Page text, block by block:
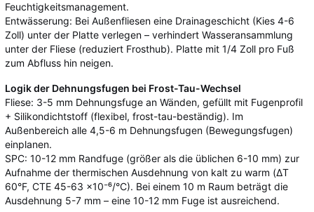
Feuchtigkeitsmanagement.
Entwässerung: Bei Außenfliesen eine Drainageschicht (Kies 4-6
Zoll) unter der Platte verlegen – verhindert Wasseransammlung
unter der Fliese (reduziert Frosthub). Platte mit 1/4 Zoll pro Fuß
zum Abfluss hin neigen.
Logik der Dehnungsfugen bei Frost-Tau-Wechsel
Fliese: 3-5 mm Dehnungsfuge an Wänden, gefüllt mit Fugenprofil
+ Silikondichtstoff (flexibel, frost-tau-beständig). Im
Außenbereich alle 4,5-6 m Dehnungsfugen (Bewegungsfugen)
einplanen.
SPC: 10-12 mm Randfuge (größer als die üblichen 6-10 mm) zur
Aufnahme der thermischen Ausdehnung von kalt zu warm (ΔT
60°F, CTE 45-63 ×10⁻⁶/°C). Bei einem 10 m Raum beträgt die
Ausdehnung 5-7 mm – eine 10-12 mm Fuge ist ausreichend.